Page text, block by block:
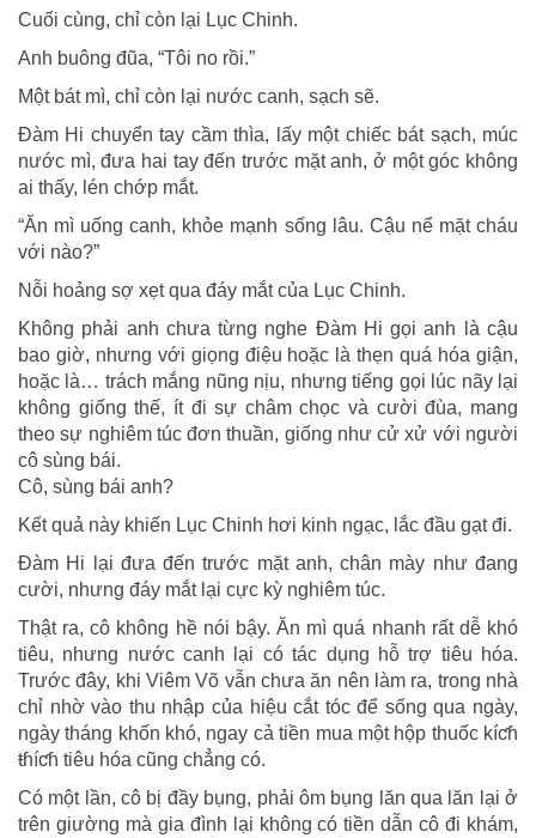
Cuối cùng, chỉ còn lại Lục Chinh.
Anh buông đũa, “Tôi no rồi.”
Một bát mì, chỉ còn lại nước canh, sạch sẽ.
Đàm Hi chuyển tay cầm thìa, lấy một chiếc bát sạch, múc
nước mì, đưa hai tay đến trước mặt anh, ở một góc không
ai thấy, lén chớp mắt.
“Ăn mì uống canh, khỏe mạnh sống lâu. Cậu nể mặt cháu
với nào?”
Nỗi hoảng sợ xẹt qua đáy mắt của Lục Chinh.
Không phải anh chưa từng nghe Đàm Hi gọi anh là cậu
bao giờ, nhưng với giọng điệu hoặc là thẹn quá hóa giận,
hoặc là… trách mắng nũng nịu, nhưng tiếng gọi lúc nãy lại
không giống thế, ít đi sự châm chọc và cười đùa, mang
theo sự nghiêm túc đơn thuần, giống như cử xử với người
cô sùng bái.
Cô, sùng bái anh?
Kết quả này khiến Lục Chinh hơi kinh ngạc, lắc đầu gạt đi.
Đàm Hi lại đưa đến trước mặt anh, chân mày như đang
cười, nhưng đáy mắt lại cực kỳ nghiêm túc.
Thật ra, cô không hề nói bậy. Ăn mì quá nhanh rất dễ khó
tiêu, nhưng nước canh lại có tác dụng hỗ trợ tiêu hóa.
Trước đây, khi Viêm Võ vẫn chưa ăn nên làm ra, trong nhà
chỉ nhờ vào thu nhập của hiệu cắt tóc để sống qua ngày,
ngày tháng khốn khó, ngay cả tiền mua một hộp thuốc kíƈɦ
ŧɦíƈɦ tiêu hóa cũng chẳng có.
Có một lần, cô bị đầy bụng, phải ôm bụng lăn qua lăn lại ở
trên giường mà gia đình lại không có tiền dẫn cô đi khám,